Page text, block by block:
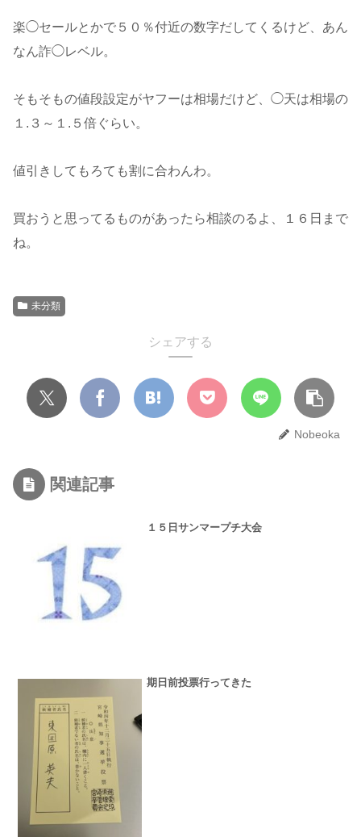
楽◯セールとかで５０％付近の数字だしてくるけど、あん
なん詐◯レベル。
そもそもの値段設定がヤフーは相場だけど、◯天は相場の
１.３～１.５倍ぐらい。
値引きしてもろても割に合わんわ。
買おうと思ってるものがあったら相談のるよ、１６日まで
ね。
未分類
シェアする
Nobeoka
関連記事
１５日サンマープチ大会
期日前投票行ってきた